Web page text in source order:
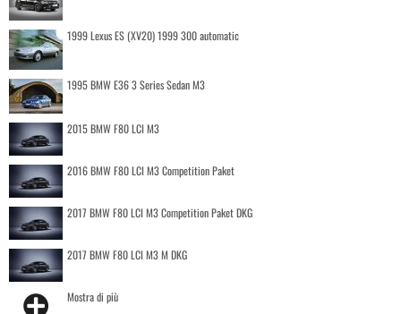
1999 Lexus ES (XV20) 1999 300 automatic
1995 BMW E36 3 Series Sedan M3
2015 BMW F80 LCI M3
2016 BMW F80 LCI M3 Competition Paket
2017 BMW F80 LCI M3 Competition Paket DKG
2017 BMW F80 LCI M3 M DKG
Mostra di più